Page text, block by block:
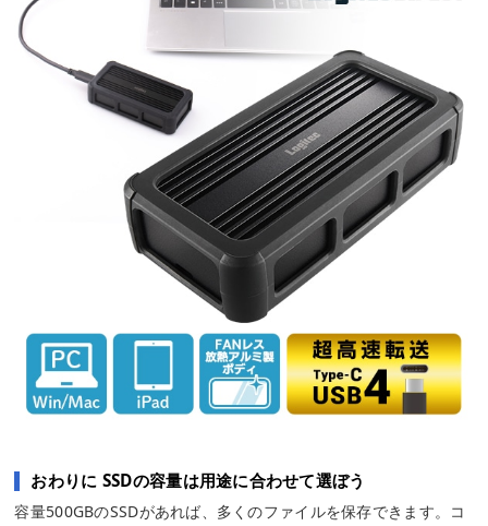
おわりに SSDの容量は用途に合わせて選ぼう
容量500GBのSSDがあれば、多くのファイルを保存できます。コ